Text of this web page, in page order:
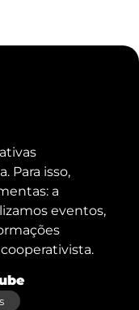
Para isso,
a
eventos,